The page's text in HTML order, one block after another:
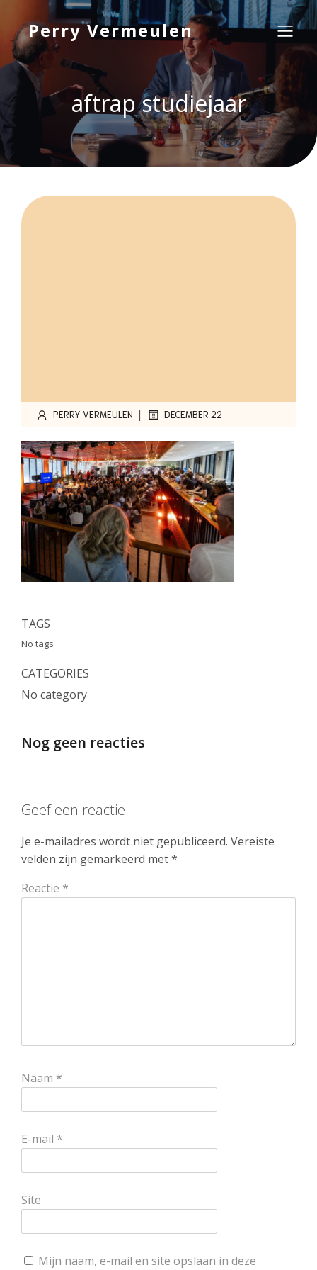
Perry Vermeulen
aftrap studiejaar
PERRY VERMEULEN | DECEMBER 22
TAGS
No tags
CATEGORIES
No category
Nog geen reacties
Geef een reactie
Je e-mailadres wordt niet gepubliceerd. Vereiste
velden zijn gemarkeerd met*
Reactie *
Naam *
E-mail *
Site
Mijn naam, e-mail en site opslaan in deze